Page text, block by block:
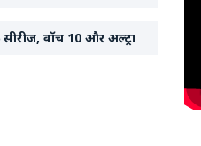
वॉच 10 और अल्ट्रा